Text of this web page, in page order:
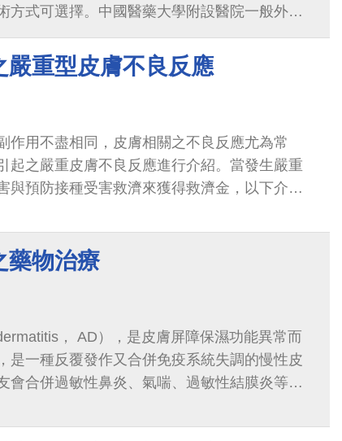
方式可選擇。中國醫藥大學附設醫院一般外科
嚴重型皮膚不良反應
作用不盡相同，皮膚相關之不良反應尤為常
起之嚴重皮膚不良反應進行介紹。當發生嚴重
與預防接種受害救濟來獲得救濟金，以下介紹
藥物治療
， AD），是皮膚屏障保濕功能異常而
是一種反覆發作又合併免疫系統失調的慢性皮
會合併過敏性鼻炎、氣喘、過敏性結膜炎等，